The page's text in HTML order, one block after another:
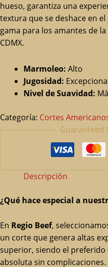
hueso, garantiza una
textura que se deshace en
gama para los amantes de
CDMX.
Marmoleo: Alto
Jugosidad:
Nivel de Suavidad:
Categoría: Cortes
Guaranteed
Descripción
¿Qué hace especial a
En Regio Beef,
un corte que genera altas
superior, siendo el
absoluta sin